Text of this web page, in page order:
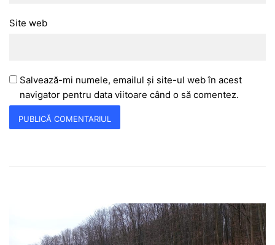
Site web
Salvează-mi numele, emailul și site-ul web în acest
navigator pentru data viitoare când o să comentez.